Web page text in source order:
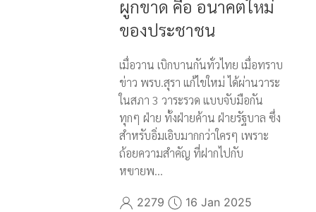
ผูกขาด คือ อนาคตใหม่
ของประชาชน
เมื่อวาน เบิกบานกันทั่วไทย เมื่อทราบ
ข่าว พรบ.สุรา แก้ไขใหม่ ได้ผ่านวาระ
ในสภา 3 วาระรวด แบบจับมือกัน
ทุกๆ ฝ่าย ทั้งฝ่ายค้าน ฝ่ายรัฐบาล ซึ่ง
สำหรับอิ่มเอิบมากกว่าใครๆ เพราะ
ถ้อยความสำคัญ ที่ฝากไปกับ
หฃายพ...
2279 16 Jan 2025